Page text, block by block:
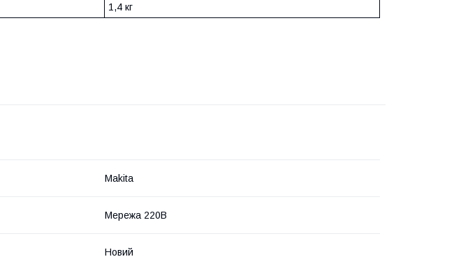
1,4 кг
Makita
Мережа 220В
Новий